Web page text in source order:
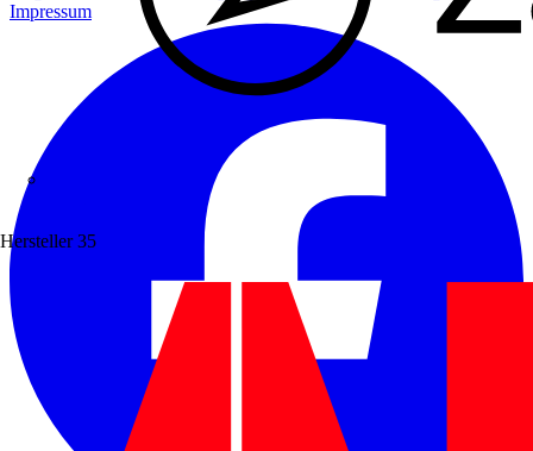
Hersteller 35
Impressum